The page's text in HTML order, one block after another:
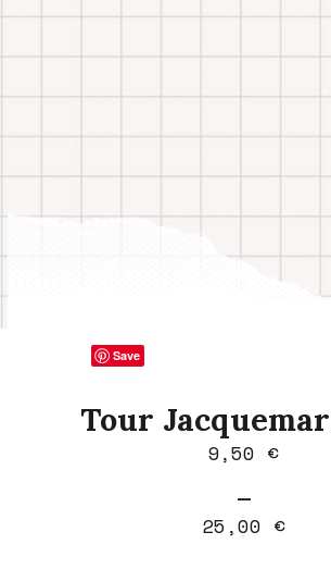
Save
Tour
9,50 €
–
25,00 €
Plage
prix :
9,50 €